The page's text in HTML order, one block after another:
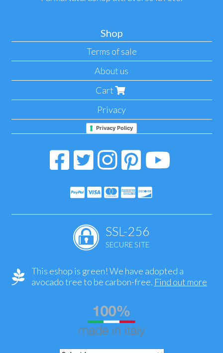
Shop
Terms of sale
About us
Cart
Privacy
Privacy Policy
SSL-256
SECURE SITE
This eshop is green! We have adopted a
avocado tree to be carbon-free. Find out more